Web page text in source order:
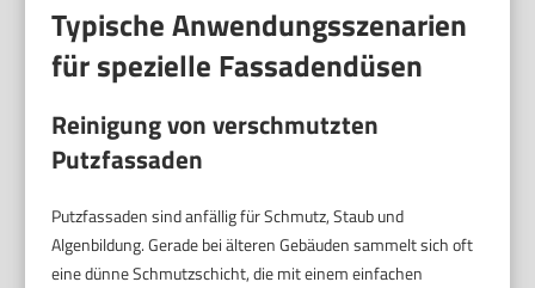
Typische Anwendungsszenarien
für spezielle Fassadendüsen
Reinigung von verschmutzten
Putzfassaden
Putzfassaden sind anfällig für Schmutz, Staub und
Algenbildung. Gerade bei älteren Gebäuden sammelt sich oft
eine dünne Schmutzschicht, die mit einem einfachen